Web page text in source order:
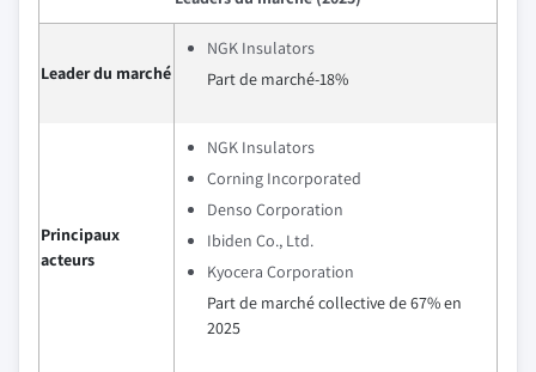
Leader du marché
NGK Insulators
Part de marché-18%
Principaux
acteurs
NGK Insulators
Corning Incorporated
Denso Corporation
Ibiden Co., Ltd.
Kyocera Corporation
Part de marché collective de 67% en
2025